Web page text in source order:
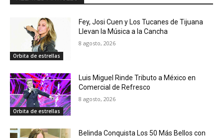
Orbita de estrellas
Fey, Josi Cuen y Los Tucanes de Tijuana
Llevan la Música a la Cancha
8 agosto, 2026
Orbita de estrellas
Luis Miguel Rinde Tributo a México en
Comercial de Refresco
8 agosto, 2026
Belinda Conquista Los 50 Más Bellos con